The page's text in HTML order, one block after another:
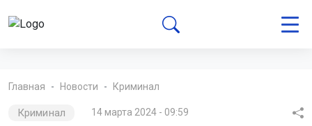
Главная Новости Криминал
Криминал 14 марта 2024 - 09:59